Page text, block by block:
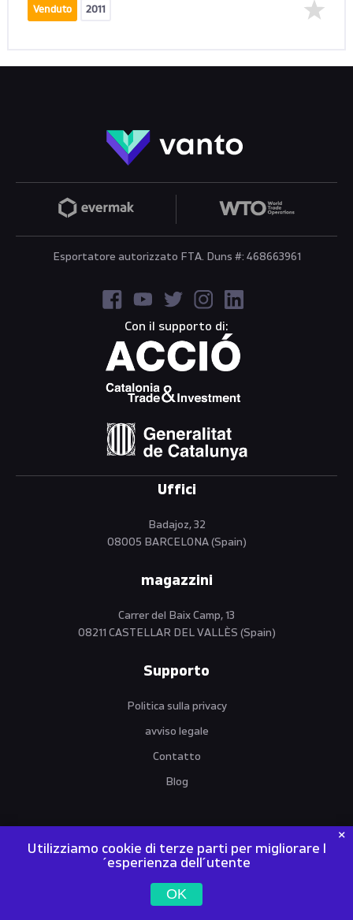
Venduto 2011
Esportatore autorizzato FTA. Duns #: 468663961
Con il supporto di:
Uffici
Badajoz, 32
08005 BARCELONA (Spain)
magazzini
Carrer del Baix Camp, 13
08211 CASTELLAR DEL VALLÈS (Spain)
Supporto
Politica sulla privacy
avviso legale
Contatto
Blog
VANTO MACHINES | World Trade Operations SL | NIF / VIES /
EORI: ES B67274043
Utilizziamo cookie di terze parti per migliorare l
´esperienza dell´utente
OK